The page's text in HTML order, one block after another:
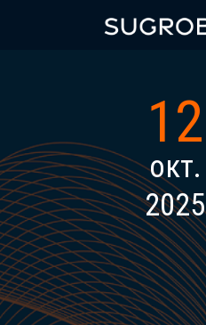
12
окт.
2025